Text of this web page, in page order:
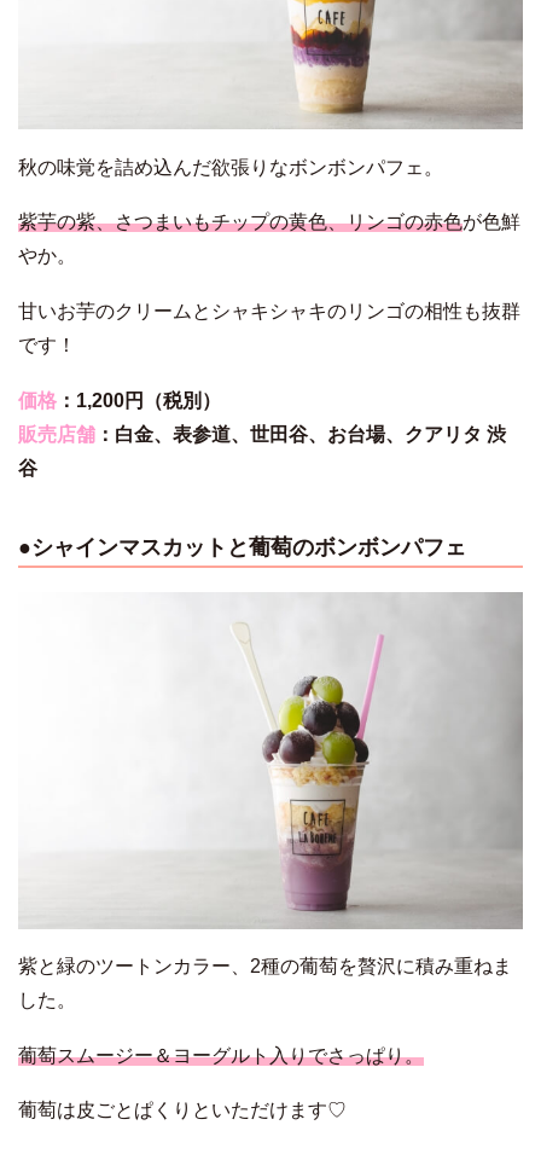
秋の味覚を詰め込んだ欲張りなボンボンパフェ。
紫芋の紫、さつまいもチップの黄色、リンゴの赤色が色鮮
やか。
甘いお芋のクリームとシャキシャキのリンゴの相性も抜群
です！
価格 ：1,200円（税別）
販売店舗 ： 白金、 表参道、 世田谷、 お台場、 クアリタ 渋
谷
●シャインマスカットと葡萄のボンボンパフェ
紫と緑のツートンカラー、2種の葡萄を贅沢に積み重ねま
した。
葡萄スムージー＆ヨーグルト入りでさっぱり。
葡萄は皮ごとぱくりといただけます♡